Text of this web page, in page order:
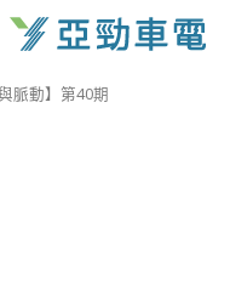
脈動】第40期